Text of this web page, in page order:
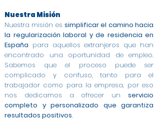
Nuestra Misión
Nuestra misión es simplificar el camino hacia
la regularización laboral y de residencia en
España para aquellos extranjeros que han
encontrado una oportunidad de empleo.
Sabemos que el proceso puede ser
complicado y confuso, tanto para el
trabajador como para la empresa, por eso
nos dedicamos a ofrecer un servicio
completo y personalizado que garantiza
resultados positivos.